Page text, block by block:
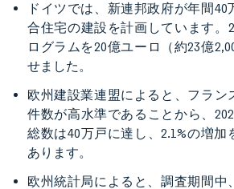
ドイツでは、新連邦政府が年間
合住宅の建設を計画しています。
ログラムを20億ユーロ（約23億
せました。
欧州建設業連盟によると、フラン
件数が高水準であることから、
総数は40万戸に達し、2.1%の増
あります。
欧州統計局によると、調査期間中